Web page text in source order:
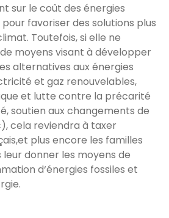
sur le coût des énergies
favoriser des solutions plus
Toutefois, si elle ne
moyens visant à développer
alternatives aux énergies
et gaz renouvelables,
et lutte contre la précarité
soutien aux changements de
cela reviendra à taxer
plus encore les familles
donner les moyens de
d‘énergies fossiles et